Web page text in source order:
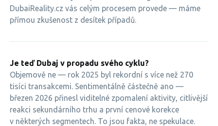
DubaiReality.cz vás celým procesem provede — máme
přímou zkušenost z desítek případů.
Je teď Dubaj v propadu svého cyklu?
Objemově ne — rok 2025 byl rekordní s více než 270
tisíci transakcemi. Sentimentálně částečně ano —
březen 2026 přinesl viditelné zpomalení aktivity, citlivější
reakci sekundárního trhu a první cenové korekce
v některých segmentech. To jsou fakta, ne spekulace.